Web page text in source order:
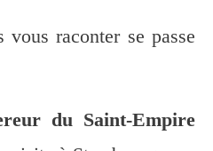
raconter se passe
du Saint-Empire